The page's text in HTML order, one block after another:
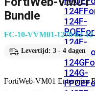
124F
124F-
POE
124F-
FPOE
124G
124G-
FPOE
Bundle
FC-10-VVM01-1270-02-12
Levertijd: 3 - 4 dagen
FortiWeb-VM01 Enterprise